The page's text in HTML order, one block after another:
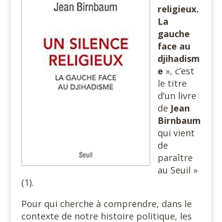
religieux.
La
gauche
face au
djihadism
e », c’est
le titre
d’un livre
de Jean
Birnbaum
qui vient
de
paraître
au Seuil »
(1).
Pour qui cherche à comprendre, dans le
contexte de notre histoire politique, les